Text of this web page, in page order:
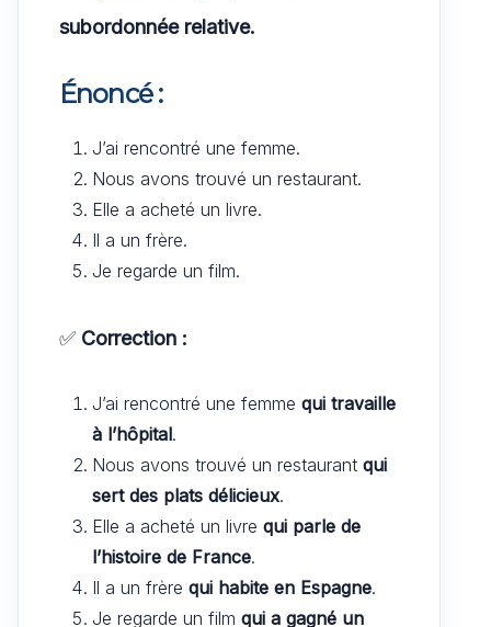
subordonnée relative.
Énoncé :
J’ai rencontré une femme.
Nous avons trouvé un restaurant.
Elle a acheté un livre.
Il a un frère.
Je regarde un film.
✅ Correction :
J’ai rencontré une femme qui travaille
à l’hôpital.
Nous avons trouvé un restaurant qui
sert des plats délicieux.
Elle a acheté un livre qui parle de
l’histoire de France.
Il a un frère qui habite en Espagne.
Je regarde un film qui a gagné un